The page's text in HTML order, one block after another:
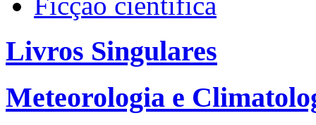
Livros Singulares
Meteorologia e